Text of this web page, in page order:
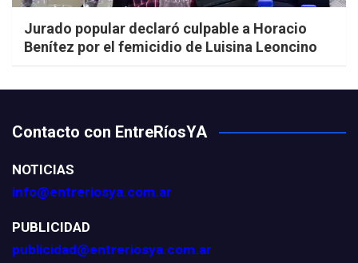
Jurado popular declaró culpable a Horacio
Benítez por el femicidio de Luisina Leoncino
Contacto con EntreRíosYA
NOTICIAS
info@entreriosya.com.ar
PUBLICIDAD
publicidad@entreriosya.com.ar